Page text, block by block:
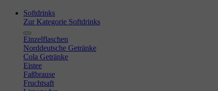
Softdrinks
Zur Kategorie Softdrinks
Einzelflaschen
Norddeutsche Getränke
Cola Getränke
Eistee
Faßbrause
Fruchtsaft